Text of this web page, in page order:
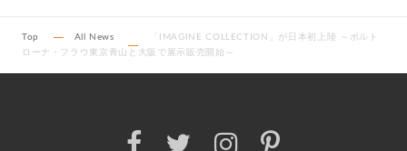
Top All News
「IMAGINE COLLECTION」が日本初上陸 ～ポルト
ローナ・フラウ東京青山と大阪で展示販売開始～